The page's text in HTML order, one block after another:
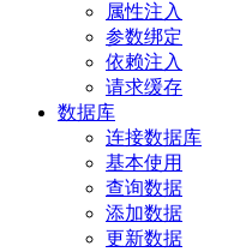
属性注入
参数绑定
依赖注入
请求缓存
数据库
连接数据库
基本使用
查询数据
添加数据
更新数据